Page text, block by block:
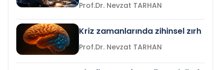
Prof.Dr. Nevzat TARHAN
Kriz zamanlarında zihinsel zırh
Prof.Dr. Nevzat TARHAN